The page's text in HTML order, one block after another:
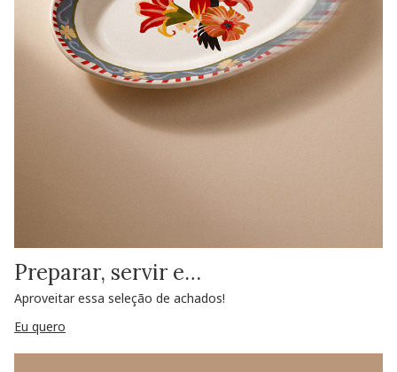
Preparar, servir e…
Aproveitar essa seleção de achados!
Eu quero